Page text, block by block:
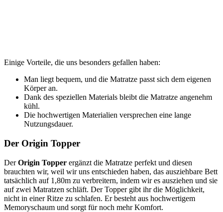
Einige Vorteile, die uns besonders gefallen haben:
Man liegt bequem, und die Matratze passt sich dem eigenen
Körper an.
Dank des speziellen Materials bleibt die Matratze angenehm
kühl.
Die hochwertigen Materialien versprechen eine lange
Nutzungsdauer.
Der Origin Topper
DerOrigin Topper ergänzt die Matratze perfekt und diesen
brauchten wir, weil wir uns entschieden haben, das ausziehbare Bett
tatsächlich auf 1,80m zu verbreitern, indem wir es ausziehen und sie
auf zwei Matratzen schläft. Der Topper gibt ihr die Möglichkeit,
nicht in einer Ritze zu schlafen. Er besteht aus hochwertigem
Memoryschaum und sorgt für noch mehr Komfort.